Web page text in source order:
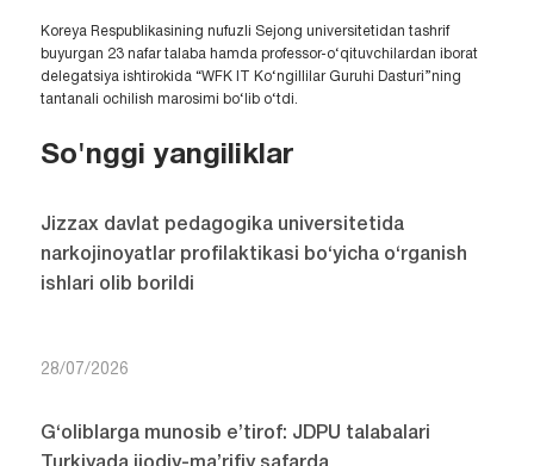
Koreya Respublikasining nufuzli Sejong universitetidan tashrif
buyurgan 23 nafar talaba hamda professor-o‘qituvchilardan iborat
delegatsiya ishtirokida “WFK IT Ko‘ngillilar Guruhi Dasturi”ning
tantanali ochilish marosimi bo‘lib o‘tdi.
So'nggi yangiliklar
Jizzax davlat pedagogika universitetida
narkojinoyatlar profilaktikasi bo‘yicha o‘rganish
ishlari olib borildi
28/07/2026
G‘oliblarga munosib e’tirof: JDPU talabalari